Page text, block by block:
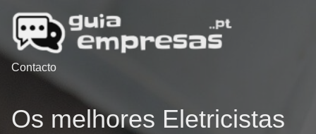
Contacto
Os melhores Eletricistas